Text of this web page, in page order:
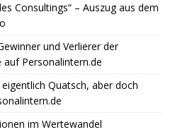
Consultings“ – Auszug aus dem
und Verlierer der
Personalintern.de
Quatsch, aber doch
im Wertewandel